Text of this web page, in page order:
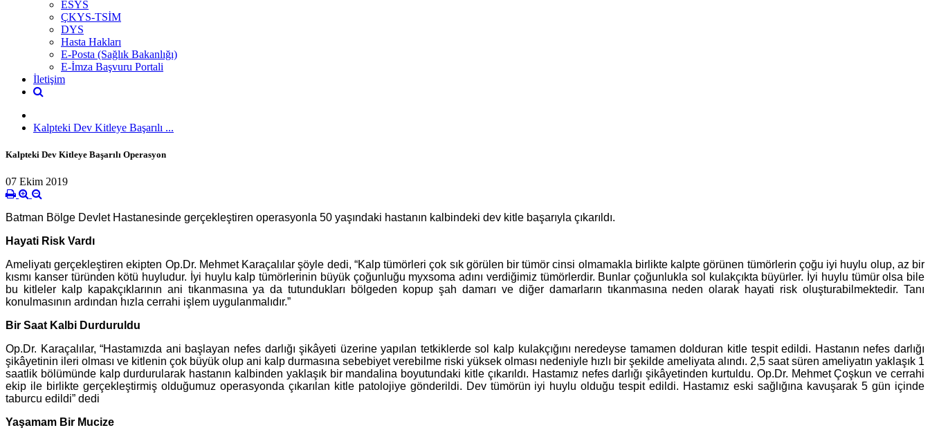
ESYS
ÇKYS-TSİM
DYS
Hasta Hakları
E-Posta (Sağlık Bakanlığı)
E-İmza Başvuru Portali
İletişim
Kalpteki Dev Kitleye Başarılı ...
Kalpteki Dev Kitleye Başarılı Operasyon
07 Ekim 2019
Batman Bölge Devlet Hastanesinde gerçekleştiren operasyonla 50 yaşındaki hastanın kalbindeki dev kitle başarıyla çıkarıldı.
Hayati Risk Vardı
Ameliyatı gerçekleştiren ekipten Op.Dr. Mehmet Karaçalılar şöyle dedi, “Kalp tümörleri çok sık görülen bir tümör cinsi olmamakla birlikte kalpte görünen tümörlerin çoğu iyi huylu olup, az bir
kısmı kanser türünden kötü huyludur. İyi huylu kalp tümörlerinin büyük çoğunluğu myxsoma adını verdiğimiz tümörlerdir. Bunlar çoğunlukla sol kulakçıkta büyürler. İyi huylu tümür olsa bile
bu kitleler kalp kapakçıklarının ani tıkanmasına ya da tutundukları bölgeden kopup şah damarı ve diğer damarların tıkanmasına neden olarak hayati risk oluşturabilmektedir. Tanı
konulmasının ardından hızla cerrahi işlem uygulanmalıdır.”
Bir Saat Kalbi Durduruldu
Op.Dr. Karaçalılar, “Hastamızda ani başlayan nefes darlığı şikâyeti üzerine yapılan tetkiklerde sol kalp kulakçığını neredeyse tamamen dolduran kitle tespit edildi. Hastanın nefes darlığı
şikâyetinin ileri olması ve kitlenin çok büyük olup ani kalp durmasına sebebiyet verebilme riski yüksek olması nedeniyle hızlı bir şekilde ameliyata alındı. 2,5 saat süren ameliyatın yaklaşık 1
saatlik bölümünde kalp durdurularak hastanın kalbinden yaklaşık bir mandalina boyutundaki kitle çıkarıldı. Hastamız nefes darlığı şikâyetinden kurtuldu. Op.Dr. Mehmet Çoşkun ve cerrahi
ekip ile birlikte gerçekleştirmiş olduğumuz operasyonda çıkarılan kitle patolojiye gönderildi. Dev tümörün iyi huylu olduğu tespit edildi. Hastamız eski sağlığına kavuşarak 5 gün içinde
taburcu edildi” dedi
Yaşamam Bir Mucize